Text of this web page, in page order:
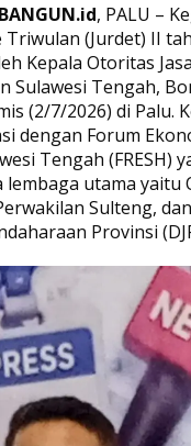
E
S
H
S
u
l
t
n
g
S
a
p
a
i
k
a
n
B
a
n
, PALU –
Triwulan (Jurdet) II
Kepala Otoritas
Sulawesi Tengah,
(2/7/2026) di Palu.
dengan Forum
Tengah (FRESH)
utama yaitu
Sulteng,
Provinsi